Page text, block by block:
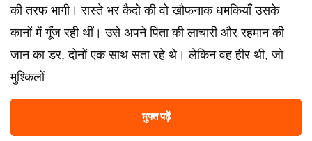
की तरफ भागी। रास्ते भर कैदो की वो खौफनाक धमकियाँ उसके
कानों में गूँज रही थीं। उसे अपने पिता की लाचारी और रहमान की
जान का डर, दोनों एक साथ सता रहे थे। लेकिन वह हीर थी, जो
मुश्किलों
मुफ्त पढ़ें